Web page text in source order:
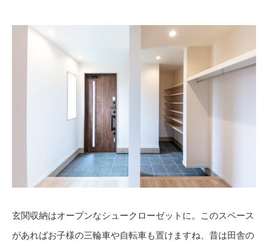
玄関収納はオープンなシュークローゼットに。このスペース
があればお子様の三輪車や自転車も置けますね、昔は田舎の